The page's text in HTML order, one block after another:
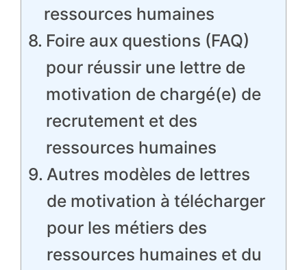
ressources humaines
Foire aux questions (FAQ)
pour réussir une lettre de
motivation de chargé(e) de
recrutement et des
ressources humaines
Autres modèles de lettres
de motivation à télécharger
pour les métiers des
ressources humaines et du